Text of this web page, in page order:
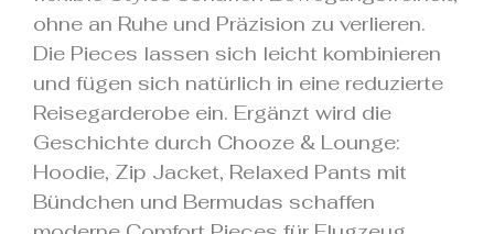
ohne an Ruhe und Präzision zu verlieren.
Die Pieces lassen sich leicht kombinieren
und fügen sich natürlich in eine reduzierte
Reisegarderobe ein. Ergänzt wird die
Geschichte durch Chooze & Lounge:
Hoodie, Zip Jacket, Relaxed Pants mit
Bündchen und Bermudas schaffen